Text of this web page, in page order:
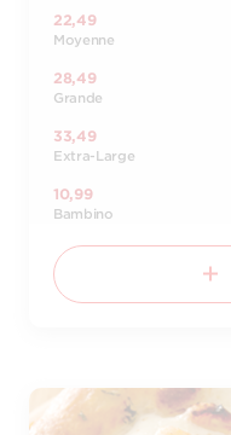
22,49
Moyenne
28,49
Grande
33,49
Extra-Large
10,99
Bambino